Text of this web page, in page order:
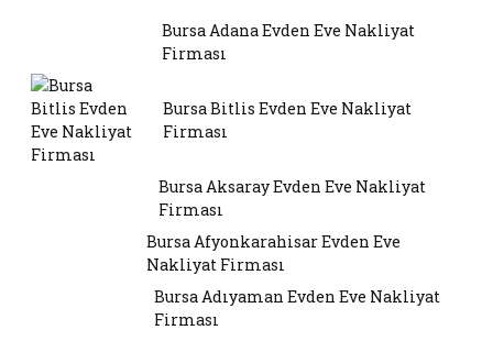
Bursa Adana Evden Eve Nakliyat
Firması
Bursa Bitlis Evden Eve Nakliyat
Firması
Bursa Aksaray Evden Eve Nakliyat
Firması
Bursa Afyonkarahisar Evden Eve
Nakliyat Firması
Bursa Adıyaman Evden Eve Nakliyat
Firması